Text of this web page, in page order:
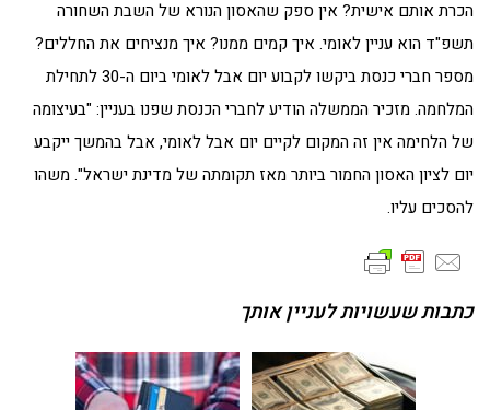
הכרת אותם אישית? אין ספק שהאסון הנורא של השבת השחורה
תשפ"ד הוא עניין לאומי. איך קמים ממנו? איך מנציחים את החללים?
מספר חברי כנסת ביקשו לקבוע יום אבל לאומי ביום ה-30 לתחילת
המלחמה. מזכיר הממשלה הודיע לחברי הכנסת שפנו בעניין: "בעיצומה
של הלחימה אין זה המקום לקיים יום אבל לאומי, אבל בהמשך ייקבע
יום לציון האסון החמור ביותר מאז תקומתה של מדינת ישראל". משהו
להסכים עליו.
כתבות שעשויות לעניין אותך